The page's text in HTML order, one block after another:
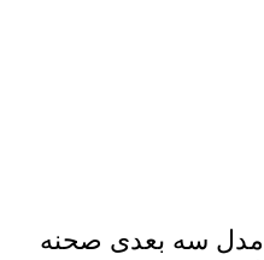
مدل سه بعدی صحنه